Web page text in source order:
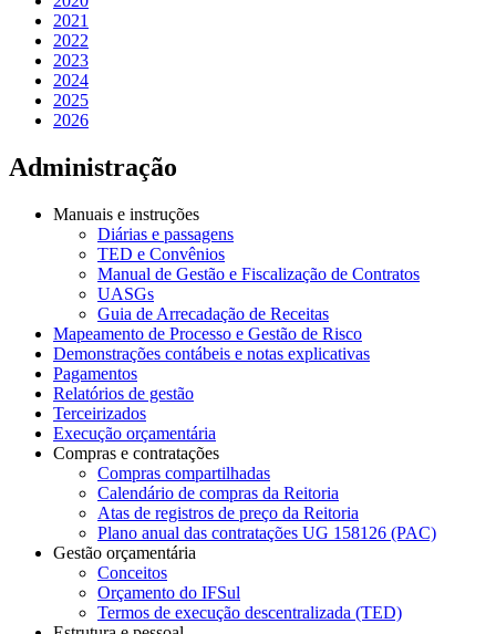
2021
2022
2023
2024
2025
2026
Administração
Manuais e instruções
Diárias e passagens
TED e Convênios
Manual de Gestão e Fiscalização de Contratos
UASGs
Guia de Arrecadação de Receitas
Mapeamento de Processo e Gestão de Risco
Demonstrações contábeis e notas explicativas
Pagamentos
Relatórios de gestão
Terceirizados
Execução orçamentária
Compras e contratações
Compras compartilhadas
Calendário de compras da Reitoria
Atas de registros de preço da Reitoria
Plano anual das contratações UG 158126 (PAC)
Gestão orçamentária
Conceitos
Orçamento do IFSul
Termos de execução descentralizada (TED)